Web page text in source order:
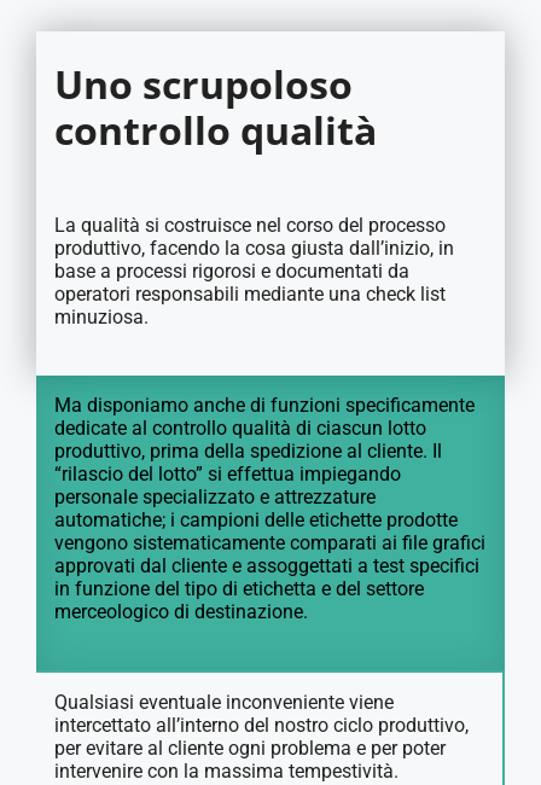
Uno scrupoloso
controllo qualità
La qualità si costruisce nel corso del processo
produttivo, facendo la cosa giusta dall’inizio, in
base a processi rigorosi e documentati da
operatori responsabili mediante una check list
minuziosa.
Ma disponiamo anche di funzioni specificamente
dedicate al controllo qualità di ciascun lotto
produttivo, prima della spedizione al cliente. Il
“rilascio del lotto” si effettua impiegando
personale specializzato e attrezzature
automatiche; i campioni delle etichette prodotte
vengono sistematicamente comparati ai file grafici
approvati dal cliente e assoggettati a test specifici
in funzione del tipo di etichetta e del settore
merceologico di destinazione.
Qualsiasi eventuale inconveniente viene
intercettato all’interno del nostro ciclo produttivo,
per evitare al cliente ogni problema e per poter
intervenire con la massima tempestività.